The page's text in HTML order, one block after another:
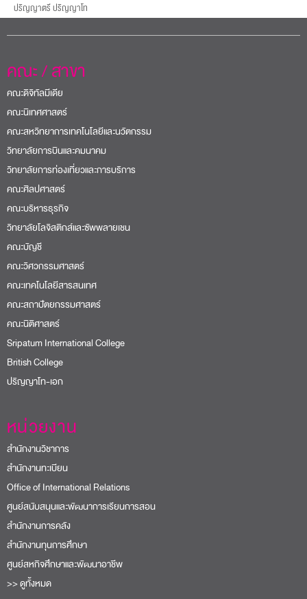
ปริญญาตรี ปริญญาโท
คณะ / สาขา
คณะดิจิทัลมีเดีย
คณะนิเทศศาสตร์
คณะสหวิทยาการเทคโนโลยีและนวัตกรรม
วิทยาลัยการบินและคมนาคม
วิทยาลัยการท่องเที่ยวและการบริการ
คณะศิลปศาสตร์
คณะบริหารธุรกิจ
วิทยาลัยโลจิสติกส์และซัพพลายเชน
คณะบัญชี
คณะวิศวกรรมศาสตร์
คณะเทคโนโลยีสารสนเทศ
คณะสถาปัตยกรรมศาสตร์
คณะนิติศาสตร์
Sripatum International College
British College
ปริญญาโท-เอก
หน่วยงาน
สำนักงานวิชาการ
สำนักงานทะเบียน
Office of International Relations
ศูนย์สนับสนุนและพัฒนาการเรียนการสอน
สำนักงานการคลัง
สำนักงานทุนการศึกษา
ศูนย์สหกิจศึกษาและพัฒนาอาชีพ
>> ดูทั้งหมด